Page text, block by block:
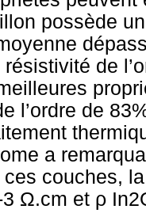
possède
de
l’ordre de
a
couches,
Ω.cm et ρ